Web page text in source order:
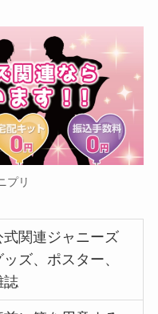
プリ
式関連ジャニーズ
ッズ、ポスター、
誌